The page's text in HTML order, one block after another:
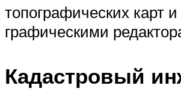
топографических карт
графическими
Кадастровый